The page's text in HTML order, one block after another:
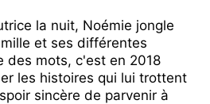
la nuit, Noémie jongle
et ses différentes
des mots, c'est en 2018
les histoires qui lui trottent
sincère de parvenir à